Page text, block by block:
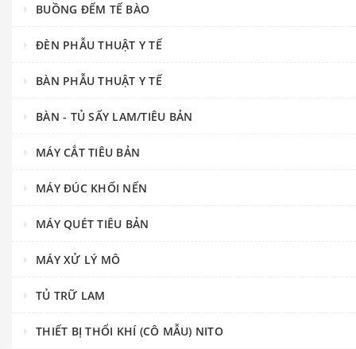
BUỒNG ĐẾM TẾ BÀO
ĐÈN PHẪU THUẬT Y TẾ
BÀN PHẪU THUẬT Y TẾ
BÀN - TỦ SẤY LAM/TIÊU BẢN
MÁY CẮT TIÊU BẢN
MÁY ĐÚC KHỐI NẾN
MÁY QUÉT TIÊU BẢN
MÁY XỬ LÝ MÔ
TỦ TRỮ LAM
THIẾT BỊ THỔI KHÍ (CÔ MẪU) NITO